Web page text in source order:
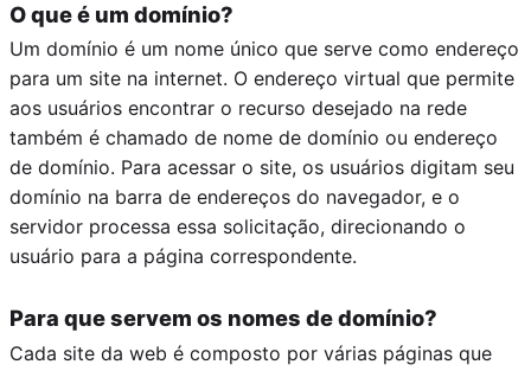
O que é um domínio?
Um domínio é um nome único que serve como endereço
para um site na internet. O endereço virtual que permite
aos usuários encontrar o recurso desejado na rede
também é chamado de nome de domínio ou endereço
de domínio. Para acessar o site, os usuários digitam seu
domínio na barra de endereços do navegador, e o
servidor processa essa solicitação, direcionando o
usuário para a página correspondente.
Para que servem os nomes de domínio?
Cada site da web é composto por várias páginas que